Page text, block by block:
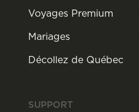
Voyages Premium
Mariages
Décollez de Québec
SUPPORT